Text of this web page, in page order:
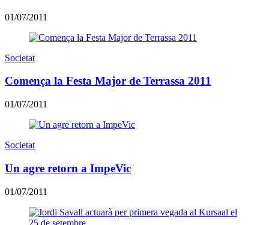
01/07/2011
Societat
Comença la Festa Major de Terrassa 2011
01/07/2011
Societat
Un agre retorn a ImpeVic
01/07/2011